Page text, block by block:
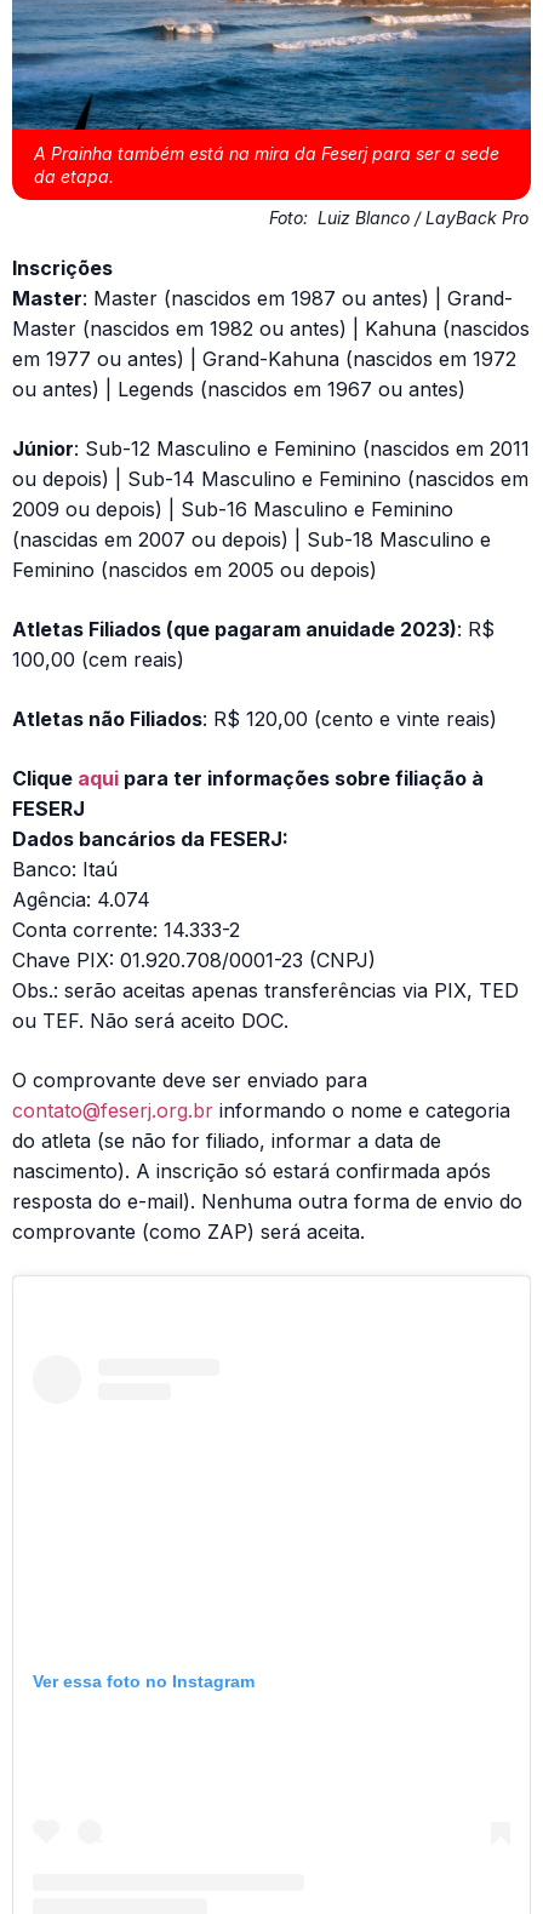
A Prainha também está na mira da Feserj para ser a sede
da etapa.
Foto: Luiz Blanco / LayBack Pro
Inscrições
Master: Master (nascidos em 1987 ou antes) | Grand-
Master (nascidos em 1982 ou antes) | Kahuna (nascidos
em 1977 ou antes) | Grand-Kahuna (nascidos em 1972
ou antes) | Legends (nascidos em 1967 ou antes)
Júnior: Sub-12 Masculino e Feminino (nascidos em 2011
ou depois) | Sub-14 Masculino e Feminino (nascidos em
2009 ou depois) | Sub-16 Masculino e Feminino
(nascidas em 2007 ou depois) | Sub-18 Masculino e
Feminino (nascidos em 2005 ou depois)
Atletas Filiados (que pagaram anuidade 2023): R$
100,00 (cem reais)
Atletas não Filiados: R$ 120,00 (cento e vinte reais)
Clique aqui para ter informações sobre filiação à
FESERJ
Dados bancários da FESERJ:
Banco: Itaú
Agência: 4.074
Conta corrente: 14.333-2
Chave PIX: 01.920.708/0001-23 (CNPJ)
Obs.: serão aceitas apenas transferências via PIX, TED
ou TEF. Não será aceito DOC.
O comprovante deve ser enviado para
contato@feserj.org.br informando o nome e categoria
do atleta (se não for filiado, informar a data de
nascimento). A inscrição só estará confirmada após
resposta do e-mail). Nenhuma outra forma de envio do
comprovante (como ZAP) será aceita.
Ver essa foto no Instagram